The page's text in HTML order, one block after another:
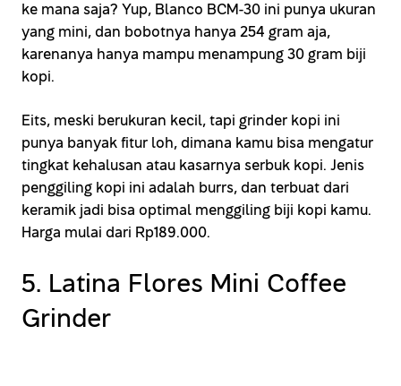
ke mana saja? Yup, Blanco BCM-30 ini punya ukuran
yang mini, dan bobotnya hanya 254 gram aja,
karenanya hanya mampu menampung 30 gram biji
kopi.
Eits, meski berukuran kecil, tapi grinder kopi ini
punya banyak fitur loh, dimana kamu bisa mengatur
tingkat kehalusan atau kasarnya serbuk kopi. Jenis
penggiling kopi ini adalah burrs, dan terbuat dari
keramik jadi bisa optimal menggiling biji kopi kamu.
Harga mulai dari Rp189.000.
5. Latina Flores Mini Coffee
Grinder